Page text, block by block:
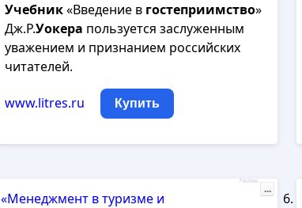
Учебник«Введение в гостеприимство»
Дж.Р.Уокера пользуется заслуженным
уважением и признанием российских
читателей.
www.litres.ru Купить
«Менеджмент в туризме и
Реклама
...